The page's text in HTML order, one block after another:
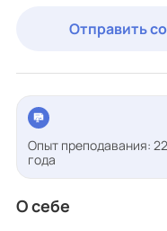
Отправить
Опыт преподавания: 22
года
О себе